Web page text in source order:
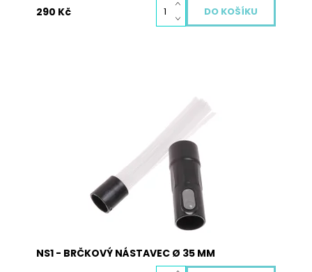
290 Kč
Univerzální brčková hubice je vhodná pro
všechny vysavače s kulatou trubkou o průměru
32 a 35 mm je vhodná k vysávání těžko
dostupných míst a mezer. Brčkový vysavačový
obsahuje 30 dutých brček o průměru 2mm.
Skladem
4030
NS1 - BRČKOVÝ NÁSTAVEC Ø 35 MM